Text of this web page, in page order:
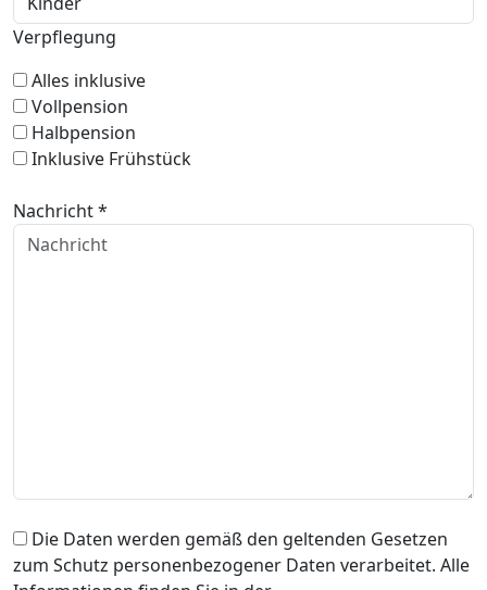
Verpflegung
Alles inklusive
Vollpension
Halbpension
Inklusive Frühstück
Nachricht *
Die Daten werden gemäß den geltenden Gesetzen
zum Schutz personenbezogener Daten verarbeitet. Alle